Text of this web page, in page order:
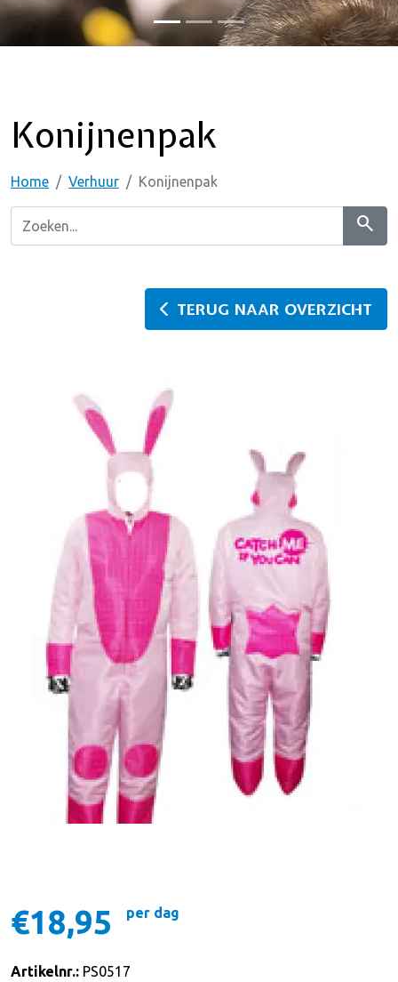
Konijnenpak
Home Verhuur Konijnenpak
search
TERUG NAAR OVERZICHT
€18,95 per dag
Artikelnr.: PS0517